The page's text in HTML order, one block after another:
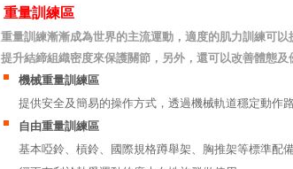
重量訓練區
重量訓練漸漸成為世界的主流運動，適度的肌力訓練可
提升結締組織密度來保護關節，另外，還可以改善體態及
機械重量訓練區
提供安全及簡易的操作方式，透過機械軌道穩定動作
自由重量訓練區
基本啞鈴、槓鈴、國際規格蹲舉架、胸推架等標準配